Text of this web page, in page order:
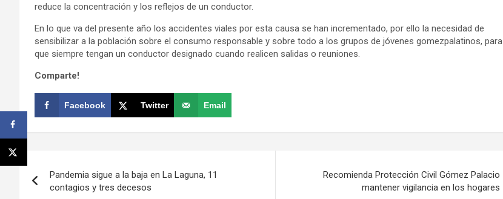
reduce la concentración y los reflejos de un conductor.
En lo que va del presente año los accidentes viales por esta causa se han incrementado, por ello la necesidad de
sensibilizar a la población sobre el consumo responsable y sobre todo a los grupos de jóvenes gomezpalatinos, para
que siempre tengan un conductor designado cuando realicen salidas o reuniones.
Comparte!
Facebook Twitter Email
Navegación
de
Pandemia sigue a la baja en La Laguna, 11
contagios y tres decesos
Recomienda Protección Civil Gómez Palacio
mantener vigilancia en los hogares